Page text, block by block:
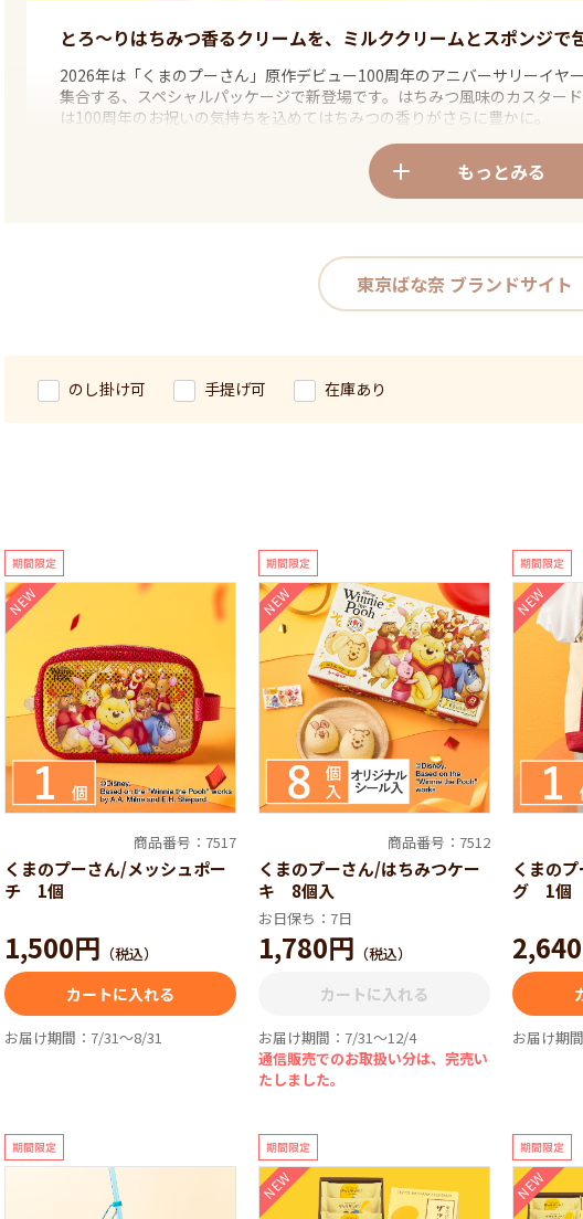
とろ～りはちみつ香るクリームを、ミルククリームとスポンジで
2026年は「くまのプーさん」原作デビュー100周年のアニバーサリーイヤ
集合する、スペシャルパッケージで新登場です。はちみつ風味のカスター
は100周年のお祝いの気持ちを込めてはちみつの香りがさらに豊かに。
トイ・ストーリー/ショコラサンド「見ぃつけたっ」
『トイ・ストーリー5』の映画公開を記念して おもちゃ箱みたいに楽しさ
ー」の仲間たちと冒険に出かけたくなる、 ポップでにぎやかなグッズの
さい♪
もっとみる
東京ばな奈 ブランドサイト
のし掛け可 手提げ可 在庫あり
NEW
商品番号：7517
くまのプーさん/メッシュポー
チ 1個
1,500円 （税込）
カートに入れる
お届け期間：7/31～8/31
NEW
商品番号：7512
くまのプーさん/はちみつケー
キ 8個入
お日保ち：7日
1,780円 （税込）
カートに入れる
お届け期間：7/31～12/4
通信販売でのお取扱い分は、完売い
たしました。
NEW
くまの
グ 1個
お届け期
NEW NEW